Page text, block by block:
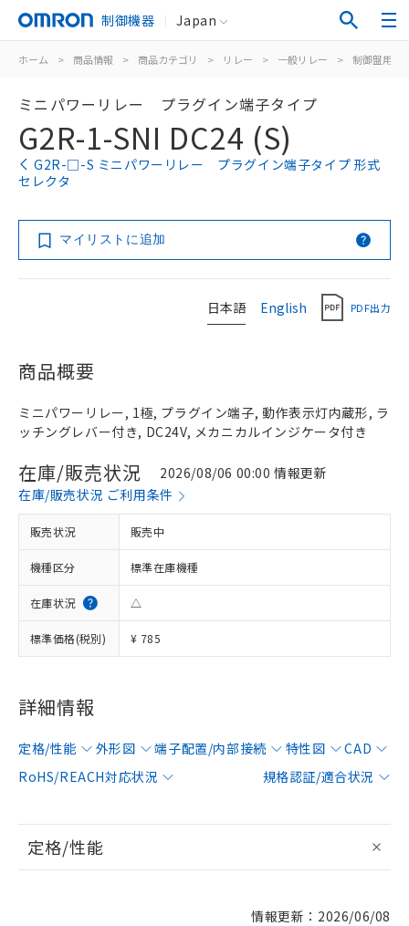
制御機器 Japan
ホーム > 商品情報 > 商品カテゴリ > リレー > 一般リレー > 制御盤用
ミニパワーリレー プラグイン端子タイプ
G2R-1-SNI DC24 (S)
G2R-□-S ミニパワーリレー プラグイン端子タイプ 形式
セレクタ
マイリストに追加
日本語 English PDF出力
商品概要
ミニパワーリレー, 1極, プラグイン端子, 動作表示灯内蔵形, ラ
ッチングレバー付き, DC24V, メカニカルインジケータ付き
在庫/販売状況
2026/08/06 00:00 情報更新
在庫/販売状況 ご利用条件
販売状況 販売中
機種区分 標準在庫機種
在庫状況 △
標準価格(税別) ¥ 785
詳細情報
定格/性能 外形図 端子配置/内部接続 特性図
CAD
RoHS/REACH対応状況
規格認証/適合状況
定格/性能
情報更新：2026/06/08